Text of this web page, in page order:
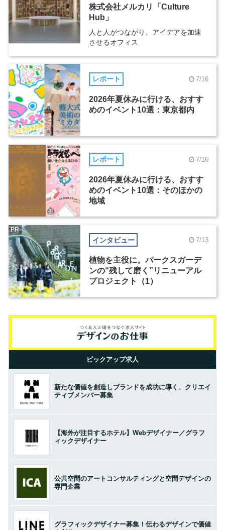
株式会社メルカリ「Culture
Hub」
人と人がつながり、アイデアを加速
させるオフィス
レポート 7/16
2026年夏休みに行ける、おすす
めのイベント10選：東京都内
レポート 7/16
2026年夏休みに行ける、おすす
めのイベント10選：そのほかの
地域
インタビュー 7/13
植物を主役に。パークスガーデ
ンの“残して磨く”リニューアル
プロジェクト（1）
PR
ピックアップ求人
新たな価値を創造しブランドを成功に導く、クリエイ
ティブメンバー募集
【海外が注目するホテル】Webデザイナー／グラフ
ィックデザイナー
公共空間のアートコンサルティングと空間デザインの
専門企業
グラフィックデザイナー募集！伝わるデザインで価値